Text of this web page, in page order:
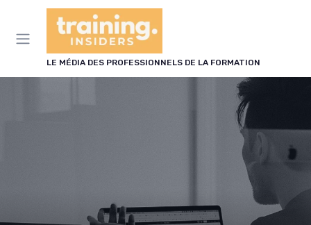
LE MÉDIA DES PROFESSIONNELS DE LA FORMATION
Panneau de gestion des cookies